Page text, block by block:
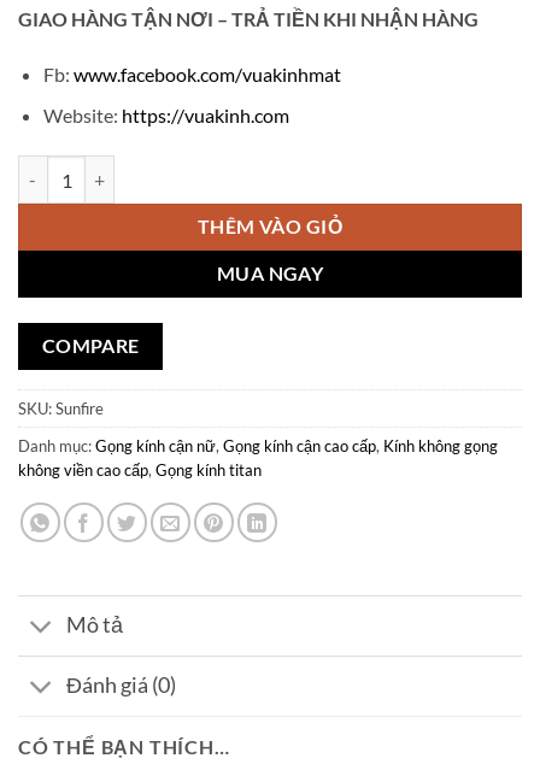
GIAO HÀNG TẬN NƠI – TRẢ TIỀN KHI NHẬN HÀNG
Fb: www.facebook.com/vuakinhmat
Website: https://vuakinh.com
THÊM VÀO GIỎ
MUA NGAY
COMPARE
SKU:Sunfire
Danh mục:Gọng kính cận nữ, Gọng kính cận cao cấp, Kính không gọng
không viền cao cấp, Gọng kính titan
Mô tả
Đánh giá (0)
CÓ THỂ BẠN THÍCH…